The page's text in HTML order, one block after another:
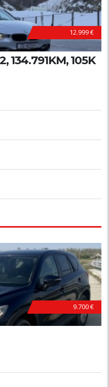
12.999 €
134.791KM, 105K
9.700 €